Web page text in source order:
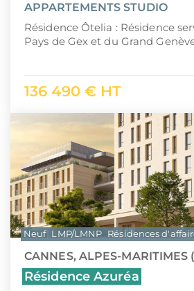
Nouvelle-Calédonie (988)
Polynésie française (987)
Île Maurice
APPARTEMENTS STUDIO
Résidence Ôtelia : Résidence
Pays de Gex et du Grand
136 490 € HT
CANNES, ALPES-MARITIMES
Résidence Azuréa
Neuf LMP/LMNP Résidences